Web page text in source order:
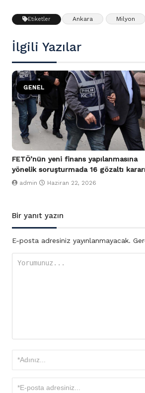
Etiketler Ankara Milyon
İlgili Yazılar
GENEL
FETÖ’nün yeni finans yapılanmasına
yönelik soruşturmada 16 gözaltı kararı
admin Haziran 22, 2026
Bir yanıt yazın
E-posta adresiniz yayınlanmayacak.